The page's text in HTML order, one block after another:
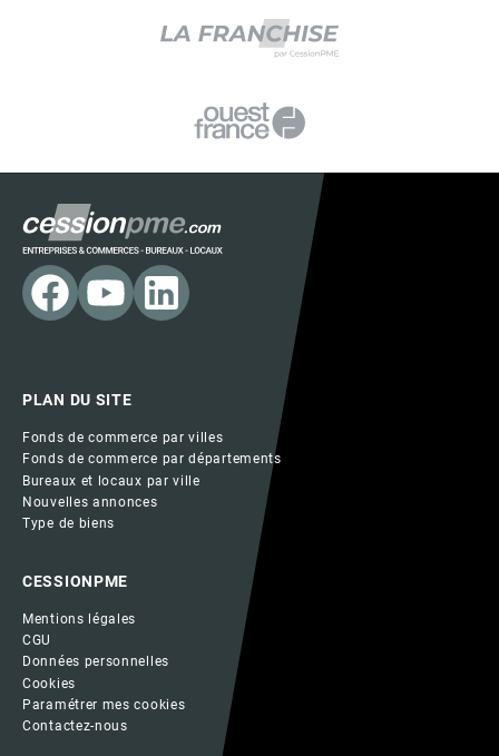
PLAN DU SITE
Fonds de commerce par villes
Fonds de commerce par départements
Bureaux et locaux par ville
Nouvelles annonces
Type de biens
CESSIONPME
Mentions légales
CGU
Données personnelles
Cookies
Paramétrer mes cookies
Contactez-nous